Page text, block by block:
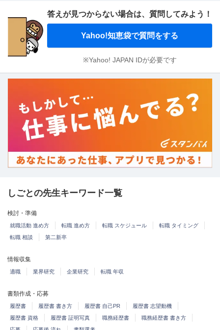
答えが見つからない場合は、 質問してみよう！
Yahoo!知恵袋で質問をする
※Yahoo! JAPAN IDが必要です
しごとの先生キーワード一覧
検討・準備
就職活動 進め方 転職 進め方 転職 スケジュール
転職 タイミング
転職 相談
第二新卒
情報収集
適職 業界研究 企業研究 転職 年収
書類作成・応募
履歴書 履歴書 書き方 履歴書 自己PR
履歴書 志望動機
履歴書 資格
履歴書 証明写真 職務経歴書
職務経歴書 書き方